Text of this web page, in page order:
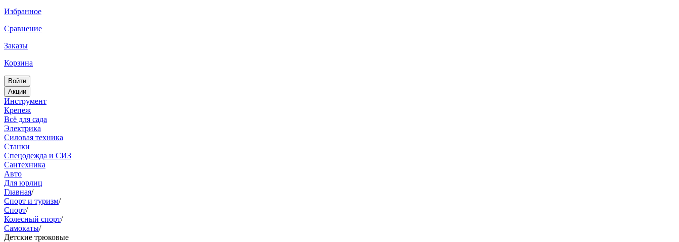
Избранное
Сравнение
Заказы
Корзина
Войти
Акции
Инструмент
Крепеж
Всё для сада
Электрика
Силовая техника
Станки
Спецодежда и СИЗ
Сантехника
Авто
Для юрлиц
Главная/
Спорт и туризм/
Спорт/
Колесный спорт/
Самокаты/
Детские трюковые